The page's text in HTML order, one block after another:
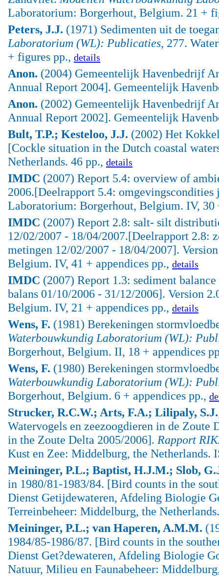
Laboratorium: Borgerhout, Belgium. 21 +
Peters, J.J. (1971) Sedimenten uit de
Laboratorium (WL): Publicaties, 277.
+ figures pp., details
Anon. (2004) Gemeentelijk Havenbedrijf
Annual Report 2004]. Gemeentelijk
Anon. (2002) Gemeentelijk Havenbedrijf
Annual Report 2002]. Gemeentelijk
Bult, T.P.; Kesteloo, J.J. (2002) Het
[Cockle situation in the Dutch coastal
Netherlands. 46 pp., details
IMDC (2007) Report 5.4: overview of
2006.[Deelrapport 5.4:
Laboratorium: Borgerhout, Belgium. IV, 30
IMDC (2007) Report 2.8: salt- silt
12/02/2007 - 18/04/2007.[Deelrapport 2.8:
metingen 12/02/2007 - 18/04/2007].
Belgium. IV, 41 + appendices pp., details
IMDC (2007) Report 1.3: sediment
balans 01/10/2006 - 31/12/2006]. Version
Belgium. IV, 21 + appendices pp., details
Wens, F. (1981) Berekeningen
Waterbouwkundig Laboratorium (WL):
Borgerhout, Belgium. II, 18 + appendices
Wens, F. (1980) Berekeningen
Waterbouwkundig Laboratorium (WL):
Borgerhout, Belgium. 6 + appendices pp.,
Strucker, R.C.W.; Arts, F.A.; Lilipaly,
Watervogels en zeezoogdieren in de Zoute
in the Zoute Delta 2005/2006]. Rapport
Kust en Zee: Middelburg, the Netherlands.
Meininger, P.L.; Baptist, H.J.M.; Slob,
in 1980/81-1983/84. [Bird counts in the
Dienst Getijdewateren, Afdeling Biologie
Terreinbeheer: Middelburg, the
Meininger, P.L.; van Haperen, A.M.M.
1984/85-1986/87. [Bird counts in the
Dienst Get?dewateren, Afdeling Biologie
Natuur, Milieu en Faunabeheer: